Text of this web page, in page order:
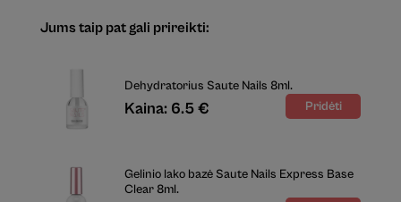
Jums taip pat gali prireikti:
Dehydratorius Saute Nails 8ml.
Kaina: 6.5 €
Gelinio lako bazė Saute Nails Express Base
Clear 8ml.